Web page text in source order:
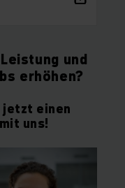
und
erhöhen?
jetzt einen
uns!